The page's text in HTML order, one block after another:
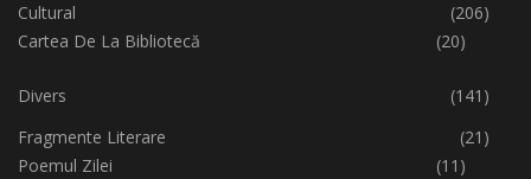
Cultural
(206)
Cartea De La Bibliotecă
(20)
Divers
(141)
Fragmente Literare
(21)
Poemul Zilei
(11)